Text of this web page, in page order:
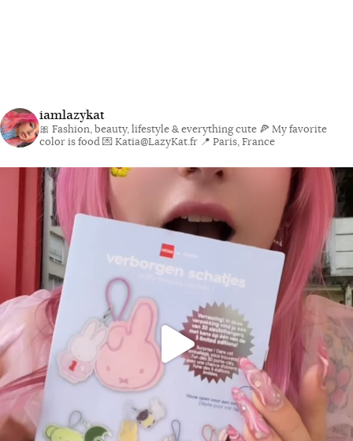
iamlazykat
🎀 Fashion, beauty, lifestyle & everything cute 🍕 My favorite
color is food💌 Katia@LazyKat.fr 📍 Paris, France